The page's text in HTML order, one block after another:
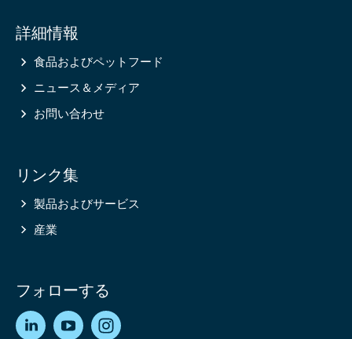
information
詳細情報
食品およびペットフード
ニュース＆メディア
お問い合わせ
リンク集
製品およびサービス
産業
フォローする
LinkedInYouTube